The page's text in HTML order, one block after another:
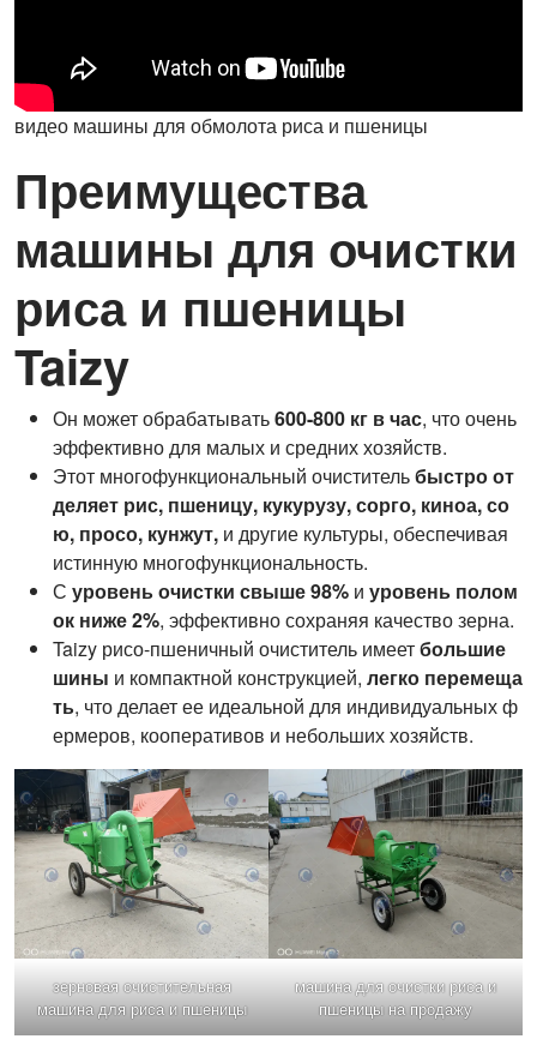
видео машины для обмолота риса и пшеницы
Преимущества
машины для очистки
риса и пшеницы
Taizy
Он может обрабатывать600-800 кг в час, что очень
эффективно для малых и средних хозяйств.
Этот многофункциональный очистительбыстро от
деляет рис, пшеницу, кукурузу, сорго, киноа, со
ю, просо, кунжут, и другие культуры, обеспечивая
истинную многофункциональность.
С уровень очистки свыше 98% и уровень полом
ок ниже 2%, эффективно сохраняя качество зерна.
Taizy рисо-пшеничный очиститель имеетбольшие
шины и компактной конструкцией, легко перемеща
ть, что делает ее идеальной для индивидуальных ф
ермеров, кооперативов и небольших хозяйств.
зерновая очистительная
машина для риса и пшеницы
машина для очистки риса и
пшеницы на продажу